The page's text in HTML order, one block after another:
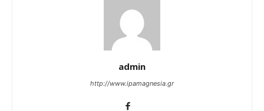
admin
http://www.ipamagnesia.gr